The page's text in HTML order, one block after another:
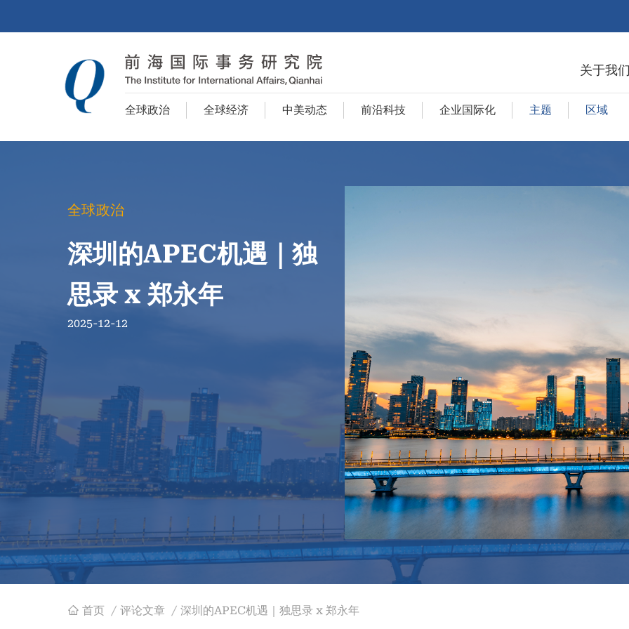
关于我
全球政治 全球经济 中美动态 前沿科技 企业国际化 主题 区域
全球政治
深圳的APEC机遇｜独
思录 x 郑永年
2025-12-12
首页 / 评论文章 / 深圳的APEC机遇｜独思录 x 郑永年